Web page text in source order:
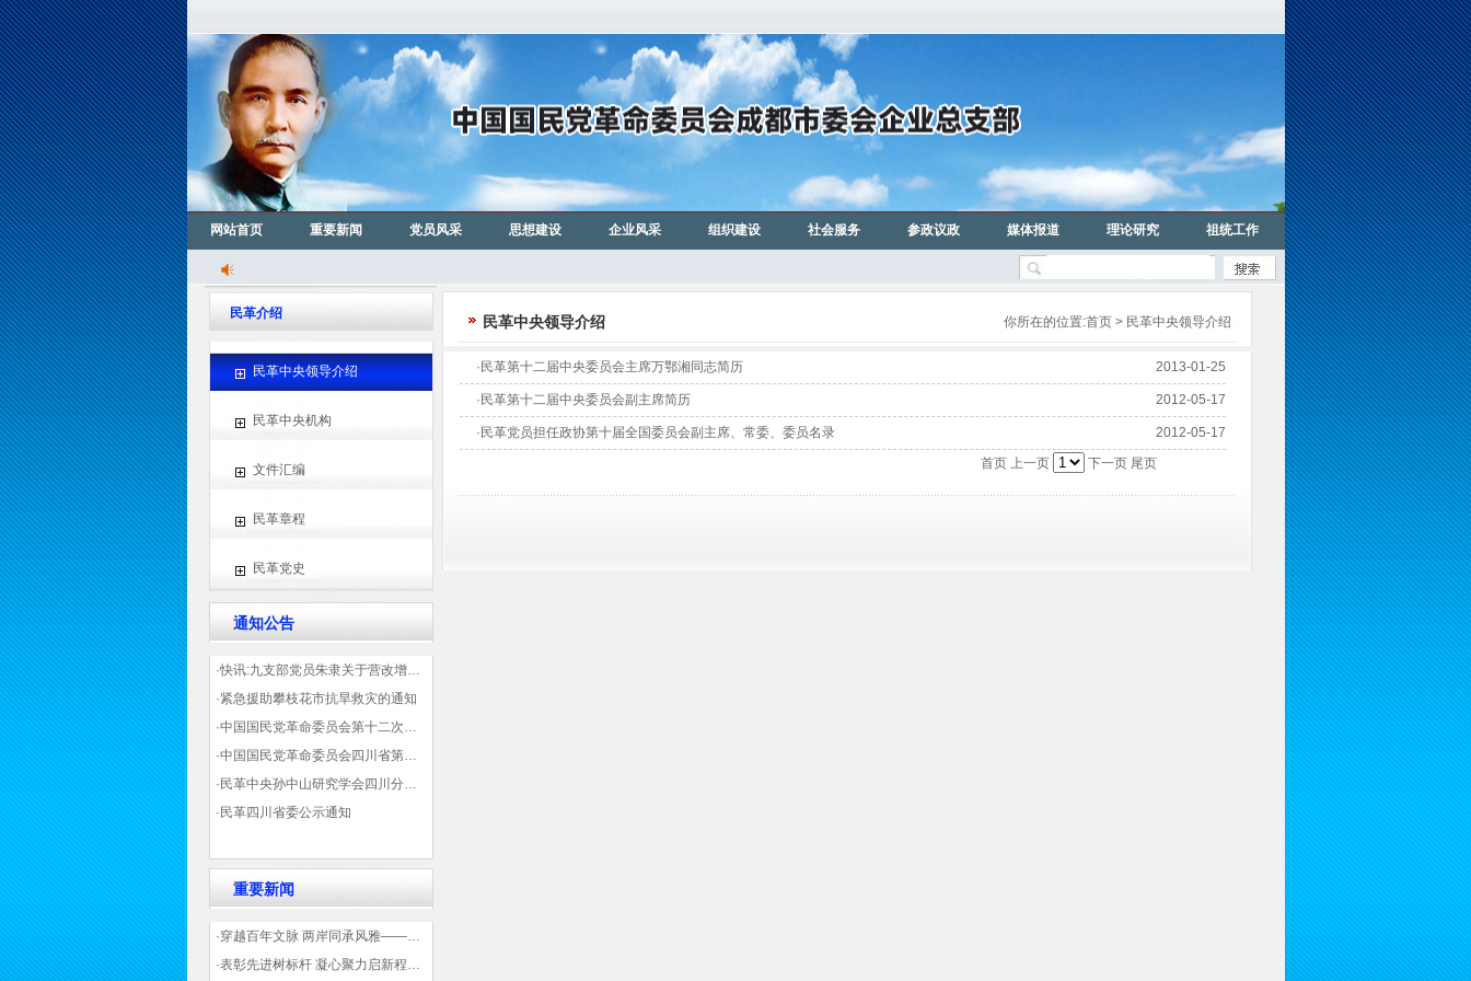
网站首页 重要新闻 党员风采 思想建设 企业风采 组织建设 社会服务 参政议政 媒体报道 理论研究 祖统工作
民革介绍
民革中央领导介绍
民革中央机构
文件汇编
民革章程
民革党史
通知公告
·快讯:九支部党员朱隶关于营改增信息宣传力度的建议那篇已被省政协采用
·紧急援助攀枝花市抗旱救灾的通知
·中国国民党革命委员会第十二次全国代表大会代表登记表（下载）
·中国国民党革命委员会四川省第十一次代表大会代表登记表（下载）
·民革中央孙中山研究学会四川分会领导机构及成员名单
·民革四川省委公示通知
重要新闻
·穿越百年文脉 两岸同承风雅——民革四川省委会“中山天府大讲堂”第三讲在蓉举办
·表彰先进树标杆 凝心聚力启新程——民革企业总支部参加2025年度先进表彰大会有感
民革中央领导介绍 你所在的位置:首页> 民革中央领导介绍
·民革第十二届中央委员会主席万鄂湘同志简历 2013-01-25
·民革第十二届中央委员会副主席简历 2012-05-17
·民革党员担任政协第十届全国委员会副主席、常委、委员名录
2012-05-17
首页 上一页
下一页 尾页